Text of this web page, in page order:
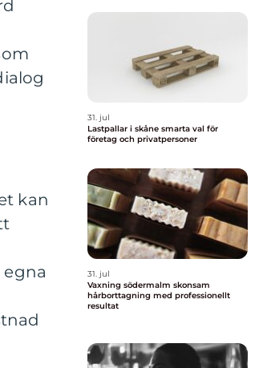
kan
31. jul
Lastpallar i skåne smarta val för
företag och privatpersoner
31. jul
Vaxning södermalm skonsam
hårborttagning med professionellt
resultat